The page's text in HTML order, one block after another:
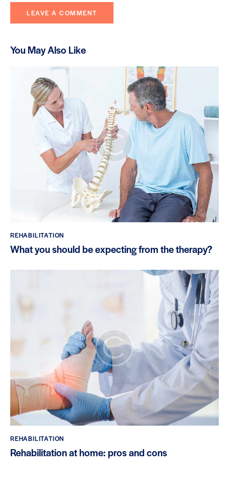
You May Also Like
REHABILITATION
What you should be expecting from the therapy?
REHABILITATION
Rehabilitation at home: pros and cons